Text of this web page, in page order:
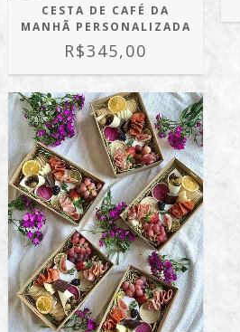
CESTA DE CAFÉ DA
MANHÃ PERSONALIZADA
R$345,00